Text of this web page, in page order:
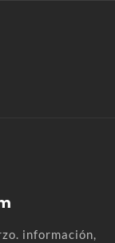
información,